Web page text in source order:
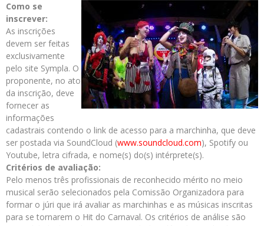
Como se
inscrever:
As inscrições
devem ser feitas
exclusivamente
pelo site Sympla. O
proponente, no ato
da inscrição, deve
fornecer as
informações
cadastrais contendo o link de acesso para a marchinha, que deve
ser postada via SoundCloud (www.soundcloud.com), Spotify ou
Youtube, letra cifrada, e nome(s) do(s) intérprete(s).
Critérios de avaliação:
Pelo menos três profissionais de reconhecido mérito no meio
musical serão selecionados pela Comissão Organizadora para
formar o júri que irá avaliar as marchinhas e as músicas inscritas
para se tornarem o Hit do Carnaval. Os critérios de análise são